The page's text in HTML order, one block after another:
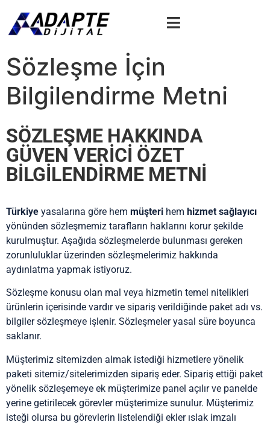
Sözleşme İçin
Bilgilendirme Metni
SÖZLEŞME HAKKINDA
GÜVEN VERİCİ ÖZET
BİLGİLENDİRME METNİ
Türkiye yasalarına göre hem müşteri hem hizmet sağlayıcı
yönünden sözleşmemiz tarafların haklarını korur şekilde
kurulmuştur. Aşağıda sözleşmelerde bulunması gereken
zorunluluklar üzerinden sözleşmelerimiz hakkında
aydınlatma yapmak istiyoruz.
Sözleşme konusu olan mal veya hizmetin temel nitelikleri
ürünlerin içerisinde vardır ve sipariş verildiğinde paket adı vs.
bilgiler sözleşmeye işlenir. Sözleşmeler yasal süre boyunca
saklanır.
Müşterimiz sitemizden almak istediği hizmetlere yönelik
paketi sitemiz/sitelerimizden sipariş eder. Sipariş ettiği paket
yönelik sözleşemeye ek müşterimize panel açılır ve panelde
yerine getirilecek görevler müşterimize sunulur. Müşterimiz
isteği olursa bu görevlerin listelendiği ekler ıslak imzalı